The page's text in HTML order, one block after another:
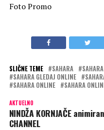
Foto Promo
SLIČNE TEME SAHARA
SAHARA GLEDAJ ONLINE
SAHARA ONLINE
SAHARA
AKTUELNO
NINDŽA KORNJAČE
CHANNEL